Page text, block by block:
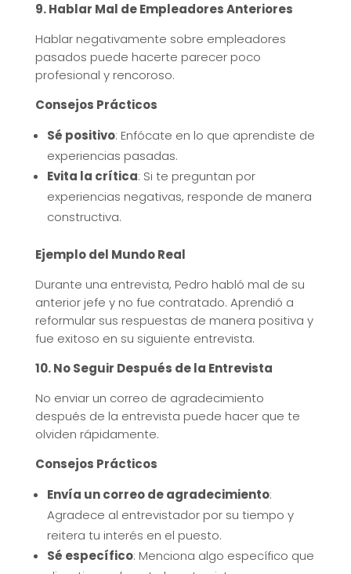
9. Hablar Mal de Empleadores Anteriores
Hablar negativamente sobre empleadores
pasados puede hacerte parecer poco
profesional y rencoroso.
Consejos Prácticos
Sé positivo: Enfócate en lo que aprendiste de
experiencias pasadas.
Evita la crítica: Si te preguntan por
experiencias negativas, responde de manera
constructiva.
Ejemplo del Mundo Real
Durante una entrevista, Pedro habló mal de su
anterior jefe y no fue contratado. Aprendió a
reformular sus respuestas de manera positiva y
fue exitoso en su siguiente entrevista.
10. No Seguir Después de la Entrevista
No enviar un correo de agradecimiento
después de la entrevista puede hacer que te
olviden rápidamente.
Consejos Prácticos
Envía un correo de agradecimiento:
Agradece al entrevistador por su tiempo y
reitera tu interés en el puesto.
Sé específico: Menciona algo específico que